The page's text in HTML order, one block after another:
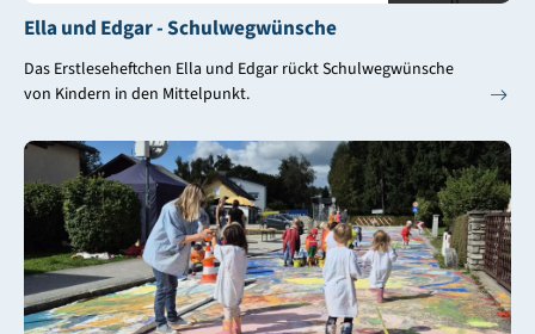
Ella und Edgar - Schulwegwünsche
Das Erstleseheftchen Ella und Edgar rückt Schulwegwünsche
von Kindern in den Mittelpunkt.